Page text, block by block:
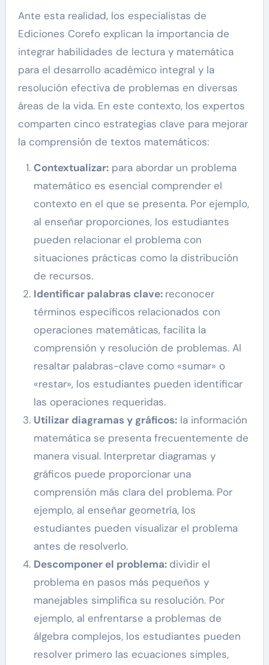
Ante esta realidad, los especialistas de
Ediciones Corefo explican la importancia de
integrar habilidades de lectura y matemática
para el desarrollo académico integral y la
resolución efectiva de problemas en diversas
áreas de la vida. En este contexto, los expertos
comparten cinco estrategias clave para mejorar
la comprensión de textos matemáticos:
Contextualizar:para abordar un problema
matemático es esencial comprender el
contexto en el que se presenta. Por ejemplo,
al enseñar proporciones, los estudiantes
pueden relacionar el problema con
situaciones prácticas como la distribución
de recursos.
Identificar palabras clave: reconocer
términos específicos relacionados con
operaciones matemáticas, facilita la
comprensión y resolución de problemas. Al
resaltar palabras-clave como «sumar» o
«restar», los estudiantes pueden identificar
las operaciones requeridas.
Utilizar diagramas y gráficos:la información
matemática se presenta frecuentemente de
manera visual. Interpretar diagramas y
gráficos puede proporcionar una
comprensión más clara del problema. Por
ejemplo, al enseñar geometría, los
estudiantes pueden visualizar el problema
antes de resolverlo.
Descomponer el problema: dividir el
problema en pasos más pequeños y
manejables simplifica su resolución. Por
ejemplo, al enfrentarse a problemas de
álgebra complejos, los estudiantes pueden
resolver primero las ecuaciones simples,